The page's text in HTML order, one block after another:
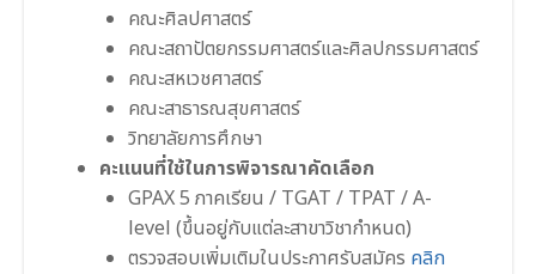
คณะศิลปศาสตร์
คณะสถาปัตยกรรมศาสตร์และศิลปกรรมศาสตร์
คณะสหเวชศาสตร์
คณะสาธารณสุขศาสตร์
วิทยาลัยการศึกษา
คะแนนที่ใช้ในการพิจารณาคัดเลือก
GPAX 5 ภาคเรียน / TGAT / TPAT / A-
level (ขึ้นอยู่กับแต่ละสาขาวิชากำหนด)
ตรวจสอบเพิ่มเติมในประกาศรับสมัคร คลิก